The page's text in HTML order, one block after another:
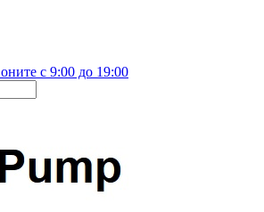
с 9:00 до 19:00